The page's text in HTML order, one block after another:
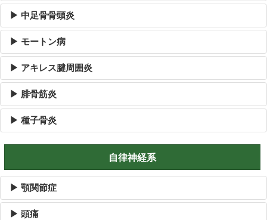
▶ 中足骨骨頭炎
▶ モートン病
▶ アキレス腱周囲炎
▶ 腓骨筋炎
▶ 種子骨炎
自律神経系
▶ 顎関節症
▶ 頭痛